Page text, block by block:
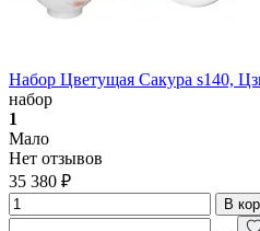
Набор Цветущая Сакура s140,
набор
1
Мало
Нет отзывов
35 380 ₽
В